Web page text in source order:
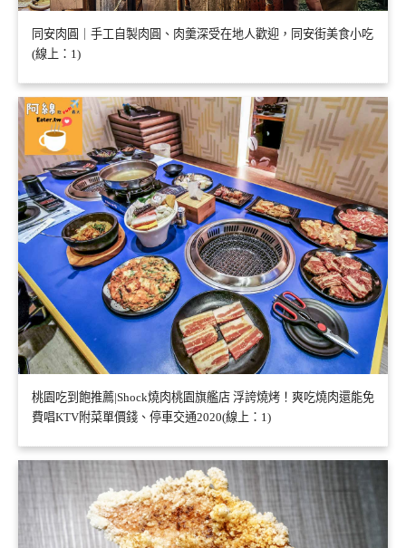
同安肉圓｜手工自製肉圓、肉羹深受在地人歡迎，同安街美食小吃
(線上：1)
桃園吃到飽推薦|Shock燒肉桃園旗艦店 浮誇燒烤！爽吃燒肉還能免
費唱KTV附菜單價錢、停車交通2020(線上：1)